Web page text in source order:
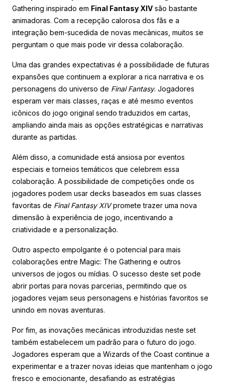
Gathering inspirado em Final Fantasy XIV são bastante
animadoras. Com a recepção calorosa dos fãs e a
integração bem-sucedida de novas mecânicas, muitos se
perguntam o que mais pode vir dessa colaboração.
Uma das grandes expectativas é a possibilidade de futuras
expansões que continuem a explorar a rica narrativa e os
personagens do universo de Final Fantasy. Jogadores
esperam ver mais classes, raças e até mesmo eventos
icônicos do jogo original sendo traduzidos em cartas,
ampliando ainda mais as opções estratégicas e narrativas
durante as partidas.
Além disso, a comunidade está ansiosa por eventos
especiais e torneios temáticos que celebrem essa
colaboração. A possibilidade de competições onde os
jogadores podem usar decks baseados em suas classes
favoritas de Final Fantasy XIVpromete trazer uma nova
dimensão à experiência de jogo, incentivando a
criatividade e a personalização.
Outro aspecto empolgante é o potencial para mais
colaborações entre Magic: The Gathering e outros
universos de jogos ou mídias. O sucesso deste set pode
abrir portas para novas parcerias, permitindo que os
jogadores vejam seus personagens e histórias favoritos se
unindo em novas aventuras.
Por fim, as inovações mecânicas introduzidas neste set
também estabelecem um padrão para o futuro do jogo.
Jogadores esperam que a Wizards of the Coast continue a
experimentar e a trazer novas ideias que mantenham o jogo
fresco e emocionante, desafiando as estratégias